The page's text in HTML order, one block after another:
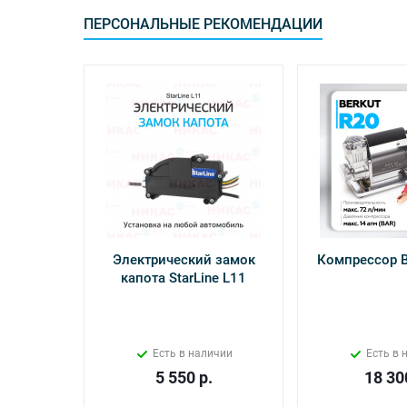
ПЕРСОНАЛЬНЫЕ РЕКОМЕНДАЦИИ
Электрический замок
капота StarLine L11
Есть в наличии
5 550р.
Компрессор
Есть в
18